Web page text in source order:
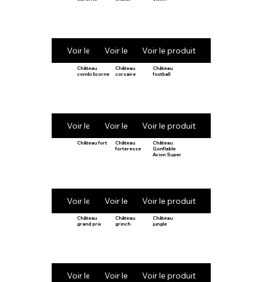
Voir le produitVoir le produitVoir le produit
Château
combi licorne
Voir le produit
Château
corsaire
Voir le produit
Château
football
Voir le produit
Château fort
Voir le produit
Château
forteresse
Voir le produit
Château
Gonflable
Avion Super
Voir le produit
Château
grand prix
Voir le produit
Château
grinch
Voir le produit
Château
jungle
Voir le produit